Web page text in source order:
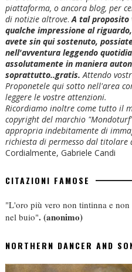
piattaforma, o ancora blog, per
di notizie altrove.A tal
qualche impressione al
avete sin qui sostenuto,
nell'avventura leggendo
assolutamente in maniera
soprattutto..gratis. Attendo
Proponetele qui sotto nell'area
leggere le vostre attenzioni.
Ricordiamo inoltre come tutto il
copyright del marchio
appropria indebitamente di
richiesta di permesso dal titolare
Cordialmente, Gabriele Candi
CITAZIONI FAMOSE
"L'oro più vero non tintinna e
nel buio". (anonimo)
NORTHERN DANCER AND